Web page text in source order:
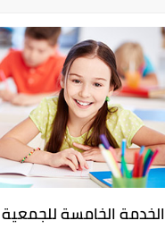
الخدمة الخامسة للجمعية